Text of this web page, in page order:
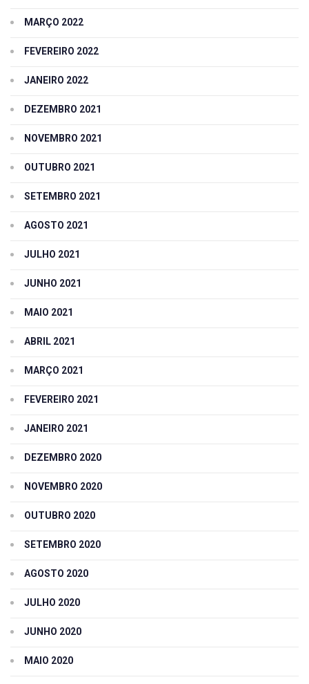
MARÇO 2022
FEVEREIRO 2022
JANEIRO 2022
DEZEMBRO 2021
NOVEMBRO 2021
OUTUBRO 2021
SETEMBRO 2021
AGOSTO 2021
JULHO 2021
JUNHO 2021
MAIO 2021
ABRIL 2021
MARÇO 2021
FEVEREIRO 2021
JANEIRO 2021
DEZEMBRO 2020
NOVEMBRO 2020
OUTUBRO 2020
SETEMBRO 2020
AGOSTO 2020
JULHO 2020
JUNHO 2020
MAIO 2020